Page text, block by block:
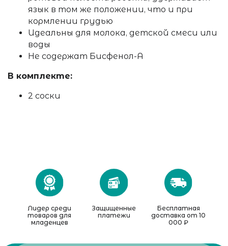
язык в том же положении, что и при
кормлении грудью
Идеальны для молока, детской смеси или
воды
Не содержат Бисфенол-А
В комплекте:
2 соски
Лидер среди
товаров для
младенцев
Защищенные
платежи
Бесплатная
доставка от 10
000 ₽